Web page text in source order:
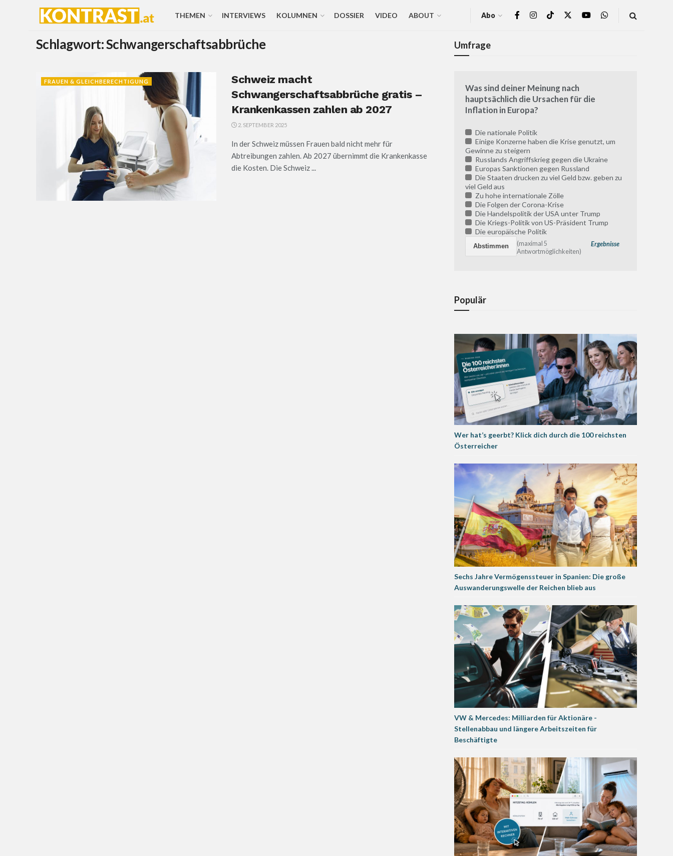
THEMEN INTERVIEWS KOLUMNEN DOSSIER VIDEO ABOUT Abo
Schlagwort:Schwangerschaftsabbrüche
FRAUEN & GLEICHBERECHTIGUNG
Schweiz macht
Schwangerschaftsabbrüche gratis –
Krankenkassen zahlen ab 2027
2. SEPTEMBER 2025
In der Schweiz müssen Frauen bald nicht mehr für
Abtreibungen zahlen. Ab 2027 übernimmt die Krankenkasse
die Kosten. Die Schweiz ...
Umfrage
Was sind deiner Meinung nach
hauptsächlich die Ursachen für die
Inflation in Europa?
Die nationale Politik
Einige Konzerne haben die Krise genutzt, um
Gewinne zu steigern
Russlands Angriffskrieg gegen die Ukraine
Europas Sanktionen gegen Russland
Die Staaten drucken zu viel Geld bzw. geben zu
viel Geld aus
Zu hohe internationale Zölle
Die Folgen der Corona-Krise
Die Handelspolitik der USA unter Trump
Die Kriegs-Politik von US-Präsident Trump
Die europäische Politik
Ergebnisse
(maximal 5
Antwortmöglichkeiten)
Populär
Wer hat’s geerbt? Klick dich durch die 100 reichsten
Österreicher
Sechs Jahre Vermögenssteuer in Spanien: Die große
Auswanderungswelle der Reichen blieb aus
VW & Mercedes: Milliarden für Aktionäre -
Stellenabbau und längere Arbeitszeiten für
Beschäftigte